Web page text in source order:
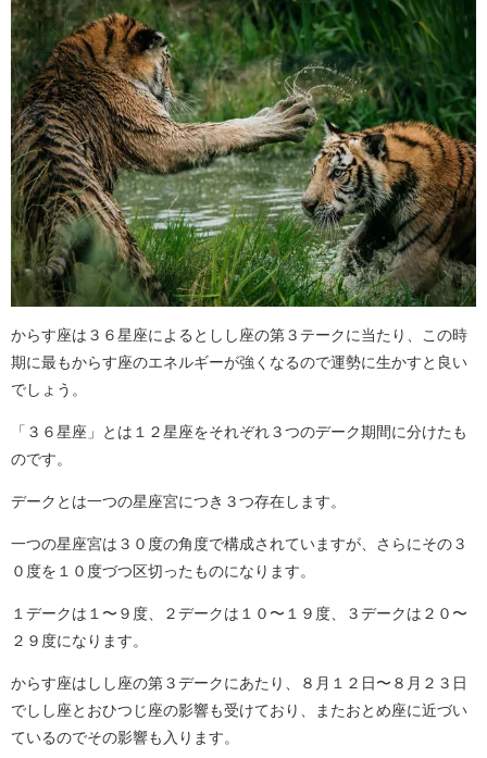
からす座は３６星座によるとしし座の第３テークに当たり、この時
期に最もからす座のエネルギーが強くなるので運勢に生かすと良い
でしょう。
「３６星座」とは１２星座をそれぞれ３つのデーク期間に分けたも
のです。
デークとは一つの星座宮につき３つ存在します。
一つの星座宮は３０度の角度で構成されていますが、さらにその３
０度を１０度づつ区切ったものになります。
１デークは１〜９度、２デークは１０〜１９度、３デークは２０〜
２９度になります。
からす座はしし座の第３デークにあたり、８月１２日〜８月２３日
でしし座とおひつじ座の影響も受けており、またおとめ座に近づい
ているのでその影響も入ります。